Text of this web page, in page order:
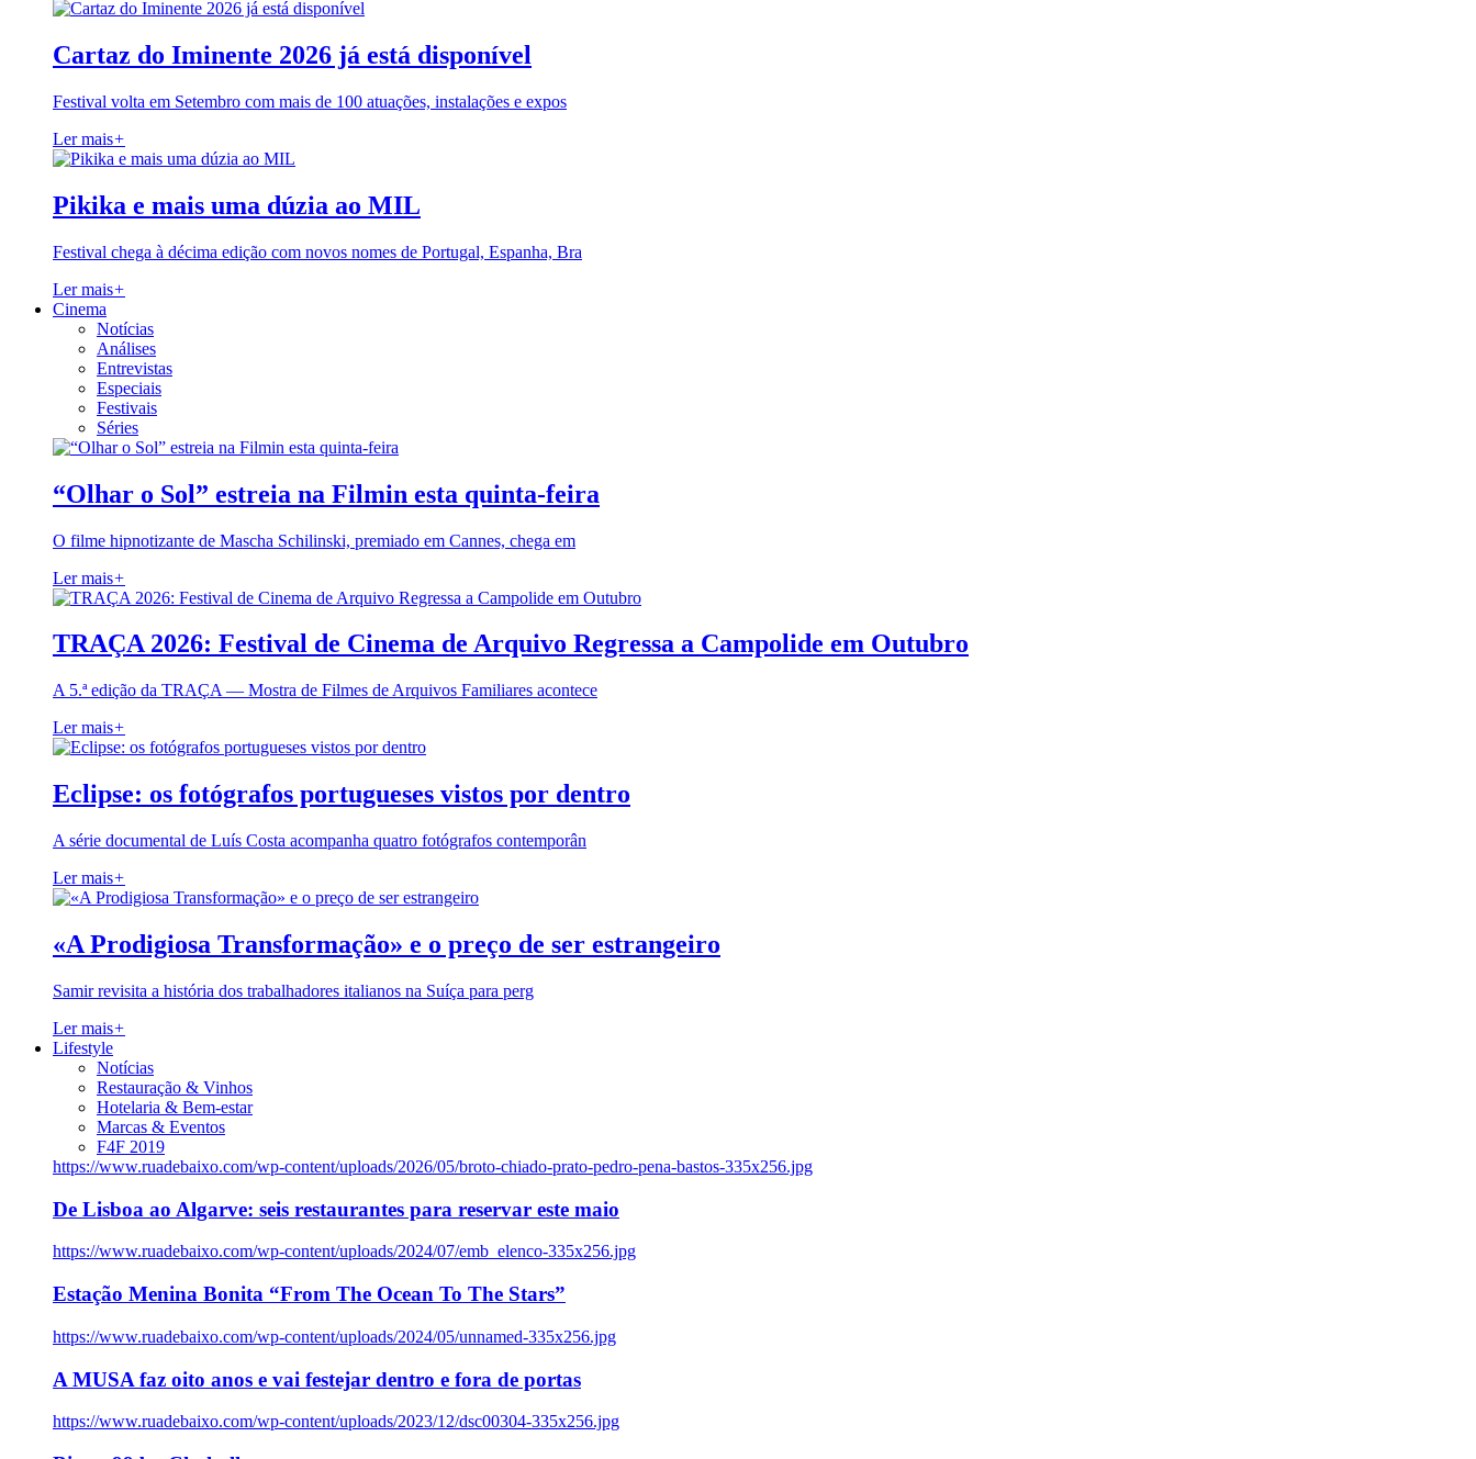
Cartaz do Iminente 2026 já está disponível
Festival volta em Setembro com mais de 100 atuações, instalações e expos
Ler mais+
Pikika e mais uma dúzia ao MIL
Festival chega à décima edição com novos nomes de Portugal, Espanha, Bra
Ler mais+
Cinema
Notícias
Análises
Entrevistas
Especiais
Festivais
Séries
“Olhar o Sol” estreia na Filmin esta quinta-feira
O filme hipnotizante de Mascha Schilinski, premiado em Cannes, chega em
Ler mais+
TRAÇA 2026: Festival de Cinema de Arquivo Regressa a Campolide em Outubro
A 5.ª edição da TRAÇA — Mostra de Filmes de Arquivos Familiares acontece
Ler mais+
Eclipse: os fotógrafos portugueses vistos por dentro
A série documental de Luís Costa acompanha quatro fotógrafos contemporân
Ler mais+
«A Prodigiosa Transformação» e o preço de ser estrangeiro
Samir revisita a história dos trabalhadores italianos na Suíça para perg
Ler mais+
Lifestyle
Notícias
Restauração & Vinhos
Hotelaria & Bem-estar
Marcas & Eventos
F4F 2019
https://www.ruadebaixo.com/wp-content/uploads/2026/05/broto-chiado-prato-pedro-pena-bastos-335x256.jpg
De Lisboa ao Algarve: seis restaurantes para reservar este maio
https://www.ruadebaixo.com/wp-content/uploads/2024/07/emb_elenco-335x256.jpg
Estação Menina Bonita “From The Ocean To The Stars”
https://www.ruadebaixo.com/wp-content/uploads/2024/05/unnamed-335x256.jpg
A MUSA faz oito anos e vai festejar dentro e fora de portas
https://www.ruadebaixo.com/wp-content/uploads/2023/12/dsc00304-335x256.jpg